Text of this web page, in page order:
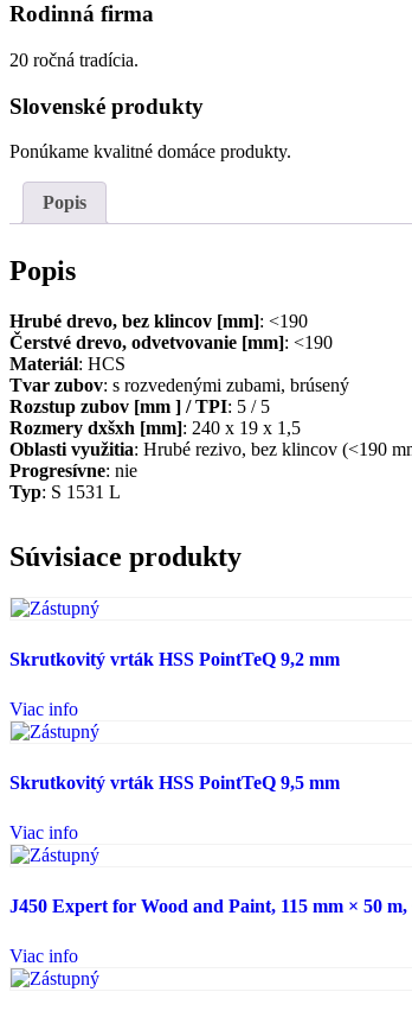
Rodinná firma
20 ročná tradícia.
Slovenské produkty
Ponúkame kvalitné domáce produkty.
Popis
Popis
Hrubé drevo, bez klincov [mm]: <190
Čerstvé drevo, odvetvovanie [mm]: <190
Materiál: HCS
Tvar zubov: s rozvedenými zubami, brúsený
Rozstup zubov [mm ] / TPI: 5 / 5
Rozmery dxšxh [mm]: 240 x 19 x 1,5
Oblasti využitia: Hrubé rezivo, bez klincov (<190
Progresívne: nie
Typ: S 1531 L
Súvisiace produkty
Skrutkovitý vrták HSS PointTeQ 9,2 mm
Viac info
Skrutkovitý vrták HSS PointTeQ 9,5 mm
Viac info
J450 Expert for Wood and Paint, 115 mm × 50 m,
Viac info